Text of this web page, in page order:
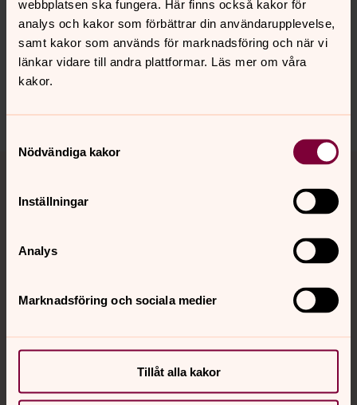
webbplatsen ska fungera. Här finns också kakor för
analys och kakor som förbättrar din användarupplevelse,
samt kakor som används för marknadsföring och när vi
länkar vidare till andra plattformar. Läs mer om våra
kakor.
Nödvändiga kakor
Inställningar
Analys
Marknadsföring och sociala medier
Tillåt alla kakor
Senast ändrad 11 april 2025
Synpunkter eller frågor på sidans
innehåll?
falkenbergs.pastorat@svenskakyrkan.se
Tillbaka till toppen
Tillbaka till innehållet
Kalender
Hitta snabbt